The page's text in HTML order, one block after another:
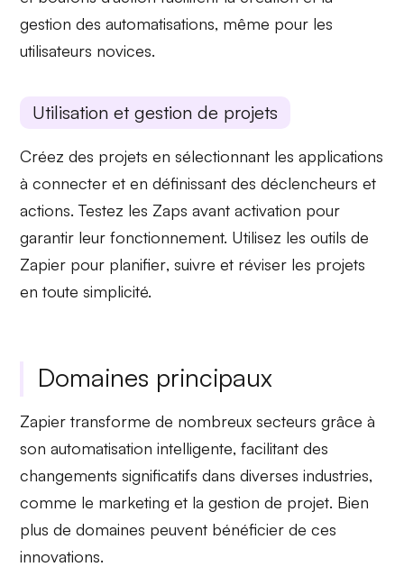
gestion des automatisations, même pour les
utilisateurs novices.
Utilisation et gestion de projets
Créez des projets en sélectionnant les applications
à connecter et en définissant desdéclencheurs et
actions. Testez les Zaps avant activation pour
garantir leur fonctionnement. Utilisez les outils de
Zapier pour planifier,suivre et réviser les projets
en toute simplicité.
Domaines principaux
Zapier transforme de nombreux secteurs grâce à
sonautomatisation intelligente, facilitant des
changements significatifs dans diverses industries,
comme le marketing et lagestion de projet. Bien
plus de domaines peuvent bénéficier de ces
innovations.